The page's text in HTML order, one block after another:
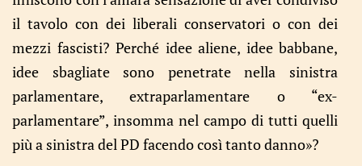
il tavolo con dei liberali conservatori o con dei
mezzi fascisti? Perché idee aliene, idee babbane,
idee sbagliate sono penetrate nella sinistra
parlamentare, extraparlamentare o “ex-
parlamentare”, insomma nel campo di tutti quelli
più a sinistra del PD facendo così tanto danno»?